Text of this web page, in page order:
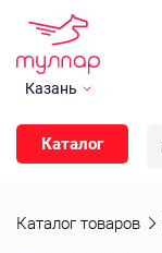
Казань
Каталог
Каталог товаров